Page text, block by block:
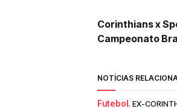
Corinthians x
Campeonato
NOTÍCIAS
Futebol. EX-